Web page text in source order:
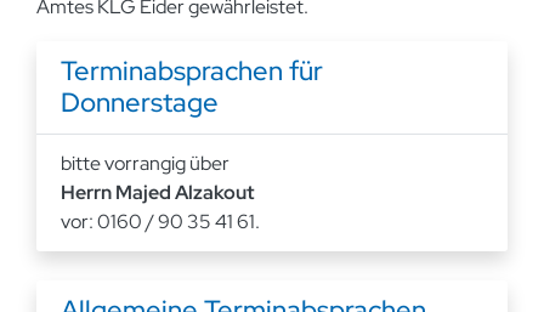
Amtes KLG Eider gewährleistet.
Terminabsprachen für
Donnerstage
bitte vorrangig über
Herrn Majed Alzakout
vor: 0160 / 90 35 41 61.